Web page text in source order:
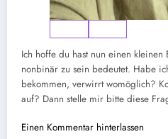
Ich hoffe du hast nun einen kleinen
nonbinär zu sein bedeutet. Habe
bekommen, verwirrt womöglich?
auf? Dann stelle mir bitte diese
Einen Kommentar hinterlassen